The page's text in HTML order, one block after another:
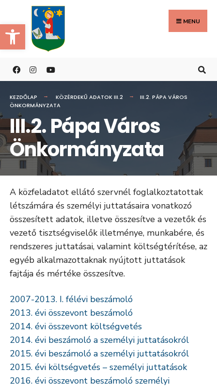
Eszköztár megnyitása
to
content
MENU
KEZDŐLAP KÖZÉRDEKŰ ADATOK III.2
III.2. PÁPA VÁROS
ÖNKORMÁNYZATA
III.2. Pápa Város
Önkormányzata
A közfeladatot ellátó szervnél foglalkoztatottak
létszámára és személyi juttatásaira vonatkozó
összesített adatok, illetve összesítve a vezetők és
vezető tisztségviselők illetménye, munkabére, és
rendszeres juttatásai, valamint költségtérítése, az
egyéb alkalmazottaknak nyújtott juttatások
fajtája és mértéke összesítve.
2007-2013. I. félévi beszámoló
2013. évi összevont beszámoló
2014. évi összevont költségvetés
2014. évi beszámoló a személyi juttatásokról
2015. évi beszámoló a személyi juttatásokról
2015. évi költségvetés – személyi juttatások
2016. évi összevont beszámoló személyi
Search